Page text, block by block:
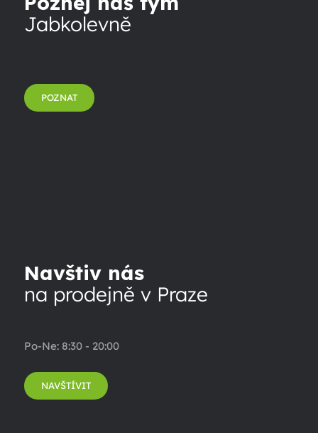
Jabkolevně
POZNAT
Navštiv nás
na prodejně v Praze
Po-Ne: 8:30 - 20:00
NAVŠTÍVIT